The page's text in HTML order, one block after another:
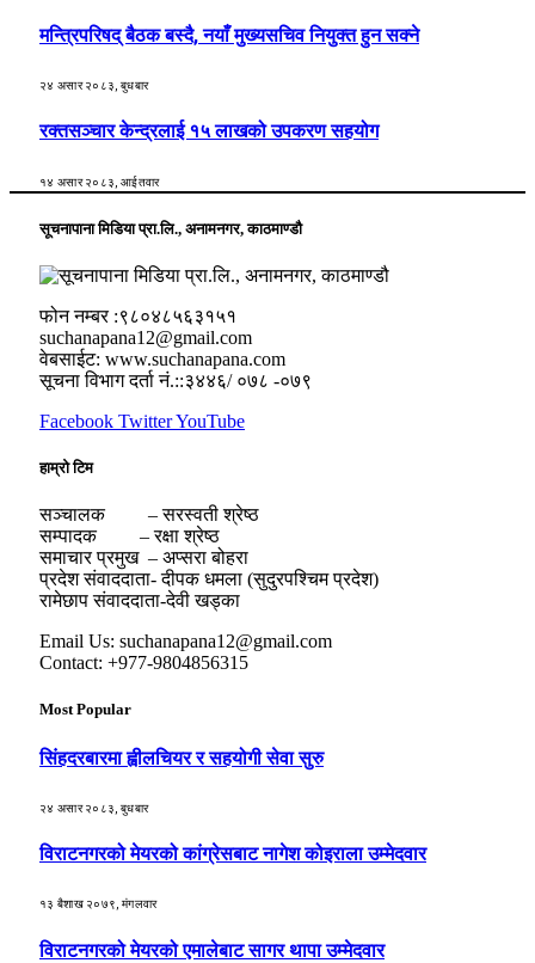
मन्त्रिपरिषद् बैठक बस्दै, नयाँ मुख्यसचिव नियुक्त हुन सक्ने
२४ असार २०८३, बुधबार
रक्तसञ्चार केन्द्रलाई १५ लाखको उपकरण सहयोग
१४ असार २०८३, आईतवार
सूचनापाना मिडिया प्रा.लि., अनामनगर, काठमाण्डौ
फोन नम्बर :९८०४८५६३१५१
suchanapana12@gmail.com
वेबसाईट: www.suchanapana.com
सूचना विभाग दर्ता नं.::३४४६/ ०७८ -०७९
Facebook TwitterYouTube
हाम्रो टिम
सञ्चालक – सरस्वती श्रेष्ठ
सम्पादक – रक्षा श्रेष्ठ
समाचार प्रमुख – अप्सरा बोहरा
प्रदेश संवाददाता- दीपक धमला (सुदुरपश्चिम प्रदेश)
रामेछाप संवाददाता-देवी खड्का
Email Us: suchanapana12@gmail.com
Contact: +977-9804856315
Most Popular
सिंहदरबारमा ह्वीलचियर र सहयोगी सेवा सुरु
२४ असार २०८३, बुधबार
विराटनगरको मेयरको कांग्रेसबाट नागेश कोइराला उम्मेदवार
१३ बैशाख २०७९, मंगलवार
विराटनगरको मेयरको एमालेबाट सागर थापा उम्मेदवार